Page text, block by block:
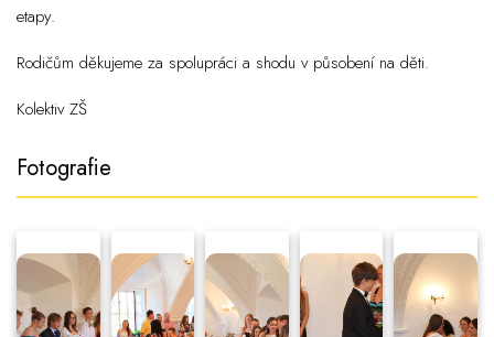
etapy.
Rodičům děkujeme za spolupráci a shodu v působení na děti.
Kolektiv ZŠ
Fotografie